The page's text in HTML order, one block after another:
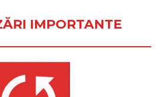
IMPORTANTE